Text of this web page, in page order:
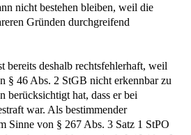
nicht bestehen bleiben, weil die
Gründen durchgreifend
bereits deshalb rechtsfehlerhaft, weil
§ 46 Abs. 2 StGB nicht erkennbar zu
berücksichtigt hat, dass er bei
war. Als bestimmender
Sinne von § 267 Abs. 3 Satz 1 StPO